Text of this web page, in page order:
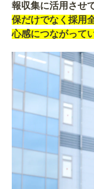
報収集に活用させ
保だけでなく採用
心感につながって